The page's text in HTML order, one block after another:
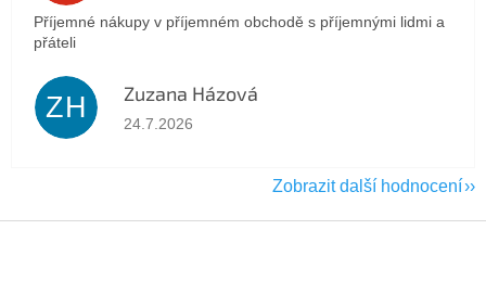
Příjemné nákupy v příjemném obchodě s příjemnými lidmi a
přáteli
ZH Zuzana Házová
Hodnocení obchodu je 5 z 5 hvězdiček.
24.7.2026
Zobrazit další hodnocení